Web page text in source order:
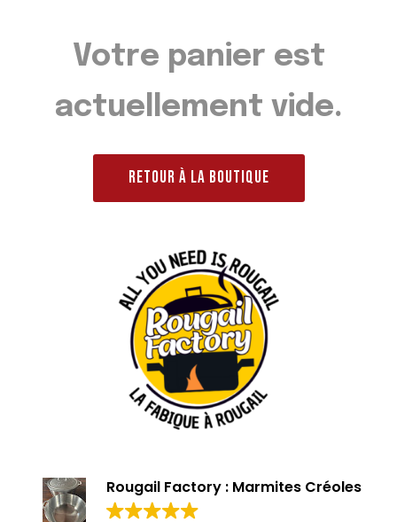
Votre panier est
actuellement vide.
RETOUR À LA BOUTIQUE
Rougail Factory : Marmites Créoles